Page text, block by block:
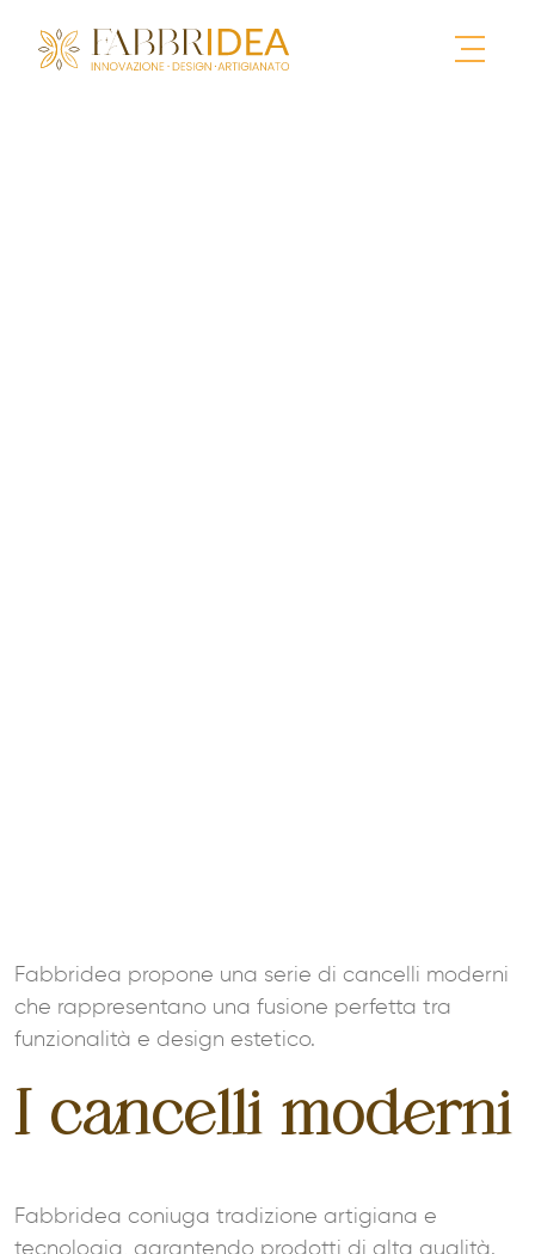
Fabbridea propone una serie di cancelli moderni
che rappresentano una fusione perfetta tra
funzionalità e design estetico.
I cancelli moderni
Fabbridea coniuga tradizione artigiana e
tecnologia, garantendo prodotti di alta qualità.